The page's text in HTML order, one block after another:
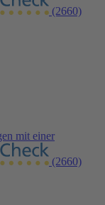
(2660)
mit einer
(2660)